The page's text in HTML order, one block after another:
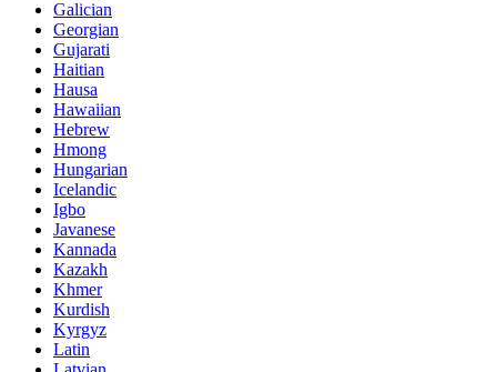
Galician
Georgian
Gujarati
Haitian
Hausa
Hawaiian
Hebrew
Hmong
Hungarian
Icelandic
Igbo
Javanese
Kannada
Kazakh
Khmer
Kurdish
Kyrgyz
Latin